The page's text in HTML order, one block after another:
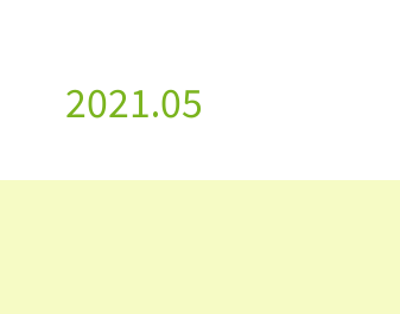
2021.05